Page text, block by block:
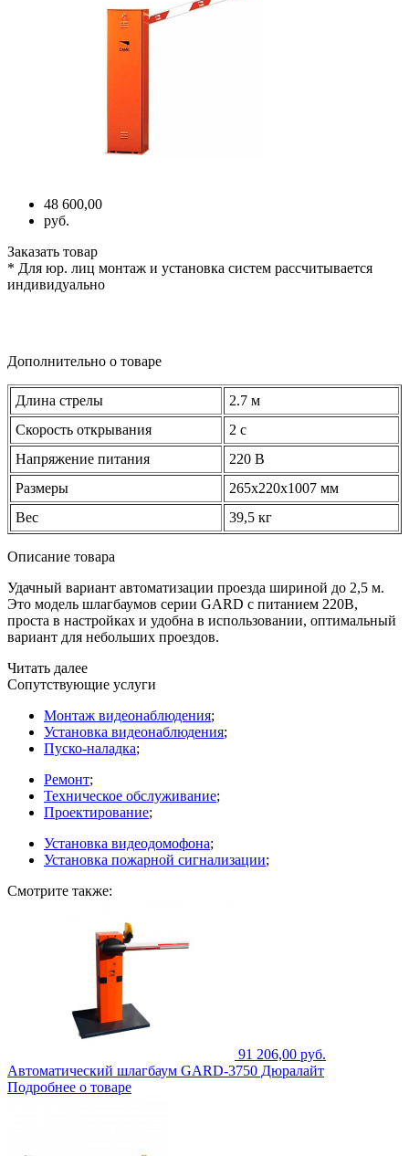
48 600,00
руб.
Заказать товар
* Для юр. лиц монтаж и установка систем рассчитывается
индивидуально
Дополнительно о товаре
Длина стрелы
2.7 м
Скорость открывания
2 с
Напряжение питания
220 В
Размеры
265х220х1007 мм
Вес
39,5 кг
Описание товара
Удачный вариант автоматизации проезда шириной до 2,5 м.
Это модель шлагбаумов серии GARD с питанием 220В,
проста в настройках и удобна в использовании, оптимальный
вариант для небольших проездов.
Читать далее
Сопутствующие услуги
Монтаж видеонаблюдения;
Установка видеонаблюдения;
Пуско-наладка;
Ремонт;
Техническое обслуживание;
Проектирование;
Установка видеодомофона;
Установка пожарной сигнализации;
Смотрите также:
91 206,00 руб.
Автоматический шлагбаум GARD-3750 Дюралайт
Подробнее о товаре